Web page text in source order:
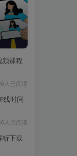
频课程
人已阅读
线时间
人已阅读
析下载